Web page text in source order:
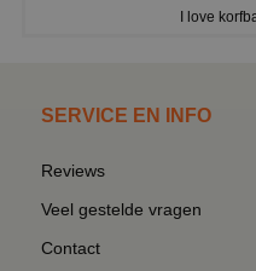
I love
SERVICE EN INFO
Reviews
Veel gestelde vragen
Contact